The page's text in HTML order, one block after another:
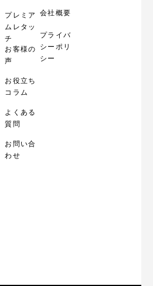
プレミア
ムレタッ
チ
お客様の
声
お役立ち
コラム
よくある
質問
お問い合
わせ
会社概要
プライバ
シーポリ
シー